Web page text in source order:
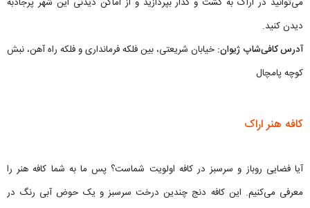
دیدن کنید.
آدرس کافی‌شاپ ژیوان: خیابان شریعتی، بین فلکه فرمانداری و فلکه راه آهن، نبش
کوچه پامچال
کافه هنر اراک
آیا فضایی روباز و سرسبز در کافه اولویت شماست؟ پس ما به شما کافه هنر را
معرفی می‌کنیم. این کافه دنج چندین درخت سرسبز و یک حوض آبی رنگ در